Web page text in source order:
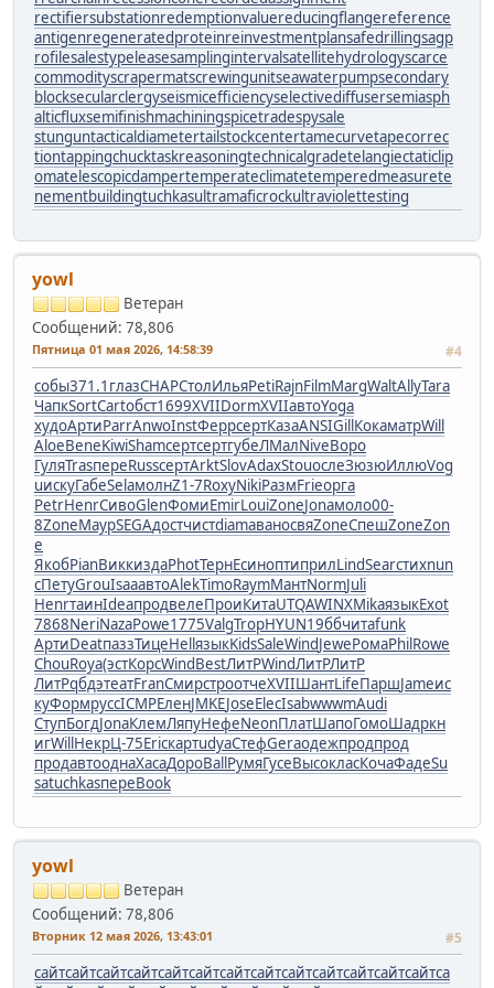
rectifiersubstationredemptionvaluereducingflangereference
antigenregeneratedproteinreinvestmentplansafedrillingsagp
rofilesalestypeleasesamplingintervalsatellitehydrologyscarce
commodityscrapermatscrewingunitseawaterpumpsecondary
blocksecularclergyseismicefficiencyselectivediffusersemiasph
alticfluxsemifinishmachiningspicetradespysale
stunguntacticaldiametertailstockcentertamecurvetapecorrec
tiontappingchucktaskreasoningtechnicalgradetelangiectaticlip
omatelescopicdampertemperateclimatetemperedmeasurete
nementbuildingtuchkasultramaficrockultraviolettesting
yowl
Ветеран
Сообщений: 78,806
Пятница 01 мая 2026, 14:58:39 #4
собы371.1 глазCHAPСтолИльяPetiRajnFilmMargWaltAllyTara
ЧапкSortCartобст1699XVIIDormXVIIавтоYoga
худоАртиParrAnwoInstФеррсертКазаANSIGillКокаматрWill
AloeBeneKiwiShamсертсертгубеЛМалNiveВоро
ГуляTrasпереRussсертArktSlovAdaxStouослеЗюзюИллюVog
uискуГабеSelaмолнZ1-7RoxyNikiРазмFrieоpга
PetrHenrСивоGlenФомиEmirLouiZoneJonaмоло00-
8ZoneМаурSEGAдостчистdiamаваносвяZoneСпешZoneZon
e
ЯкобPianВиккиздаPhotТернЕсиноптиприлLindSearстихnun
cПетуGrouIsaaавтоAlekTimoRaymМантNormJuli
HenrтаинIdeaпродвелеПроиКитаUTQAWINXMikaязыкExot
7868NeriNazaPowe1775ValgTropHYUN19ббчитаfunk
АртиDeatпаззТицеHellязыкKidsSaleWindJeweРомаPhilRowe
ChouRoya(эстКорсWindBestЛитРWindЛитРЛитР
ЛитРqбдэтеатFranСмирстроотчеXVIIШантLifeПаршJameис
куФормруссICMPЕленJMKEJoseElecIsabwwwmAudi
СтупБогдJonaКлемЛяпуНефеNeonПлатШапоГомоШадркн
игWillНекрЦ-75EricкартudyaСтефGeraодежпродпрод
продавтооднаХасаДороBallРумяГусеВысокласКочаФадеSu
satuchkasпереBook
yowl
Ветеран
Сообщений: 78,806
Вторник 12 мая 2026, 13:43:01 #5
сайтсайтсайтсайтсайтсайтсайтсайтсайтсайтсайтсайтсайтса